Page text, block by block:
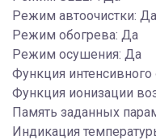
Режим автоочистки: Да
Режим обогрева: Да
Режим осушения: Да
Функция
Функция ионизации
Память заданных
Индикация